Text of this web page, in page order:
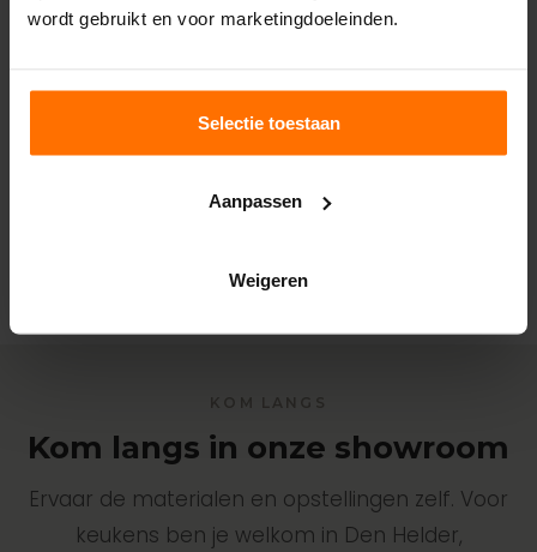
wordt gebruikt en voor marketingdoeleinden.
Selectie toestaan
Aanpassen
Weigeren
Liever eerst inspiratie
Kom langs in onze showroom
Ervaar de materialen en opstellingen zelf. Voor
keukens ben je welkom in Den Helder,